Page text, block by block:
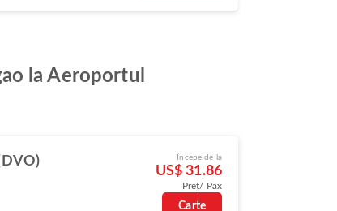
la Aeroportul
Începe de la
US$ 31.86
Preț/ Pax
Carte